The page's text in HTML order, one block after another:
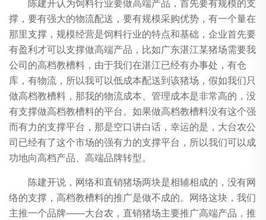
陈建开认为饲料行业要做高端产品，首先要有规模的支
撑，要有强大的物流配送，要有规模采购优势，有一个量在
那里支撑，规模经营是饲料行业的特点和基础，企业首先要
有盈利才可以支撑做高端产品，比如广东湛江某猪场需要我
公司的高档教槽料，由于我们在湛江已经有办事处，有仓
库，有物流，所以我可以低成本配送到该猪场，假如我们只
做高档教槽料，那我的物流成本、管理成本是非常高的，没
有支撑做高档教槽料的平台。如果做高档教槽料没有这个强
而有力的支撑平台，那是空口讲白话，幸运的是，大台农公
司已经有了这个市场的强有力的支撑平台，所以我们可以成
功地向高档产品、高端品牌转型。
陈建开说，网络和直销猪场两块是相辅相成的，没有网
络的支撑，高档教槽料的推广是做不成的。网络这块，我们
主推一个品牌——大台农，直销猪场主要推广高端产品，推